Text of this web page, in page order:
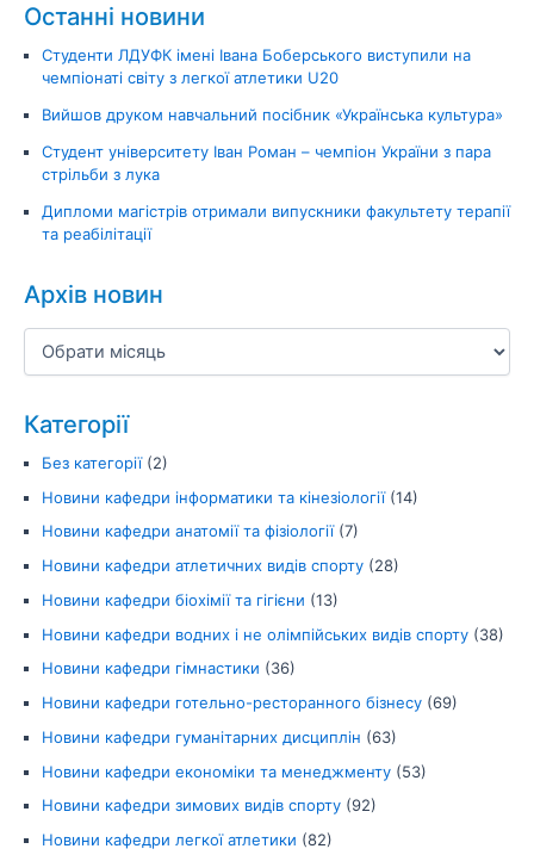
Останні новини
Студенти ЛДУФК імені Івана Боберського виступили на
чемпіонаті світу з легкої атлетики U20
Вийшов друком навчальний посібник «Українська культура»
Студент університету Іван Роман – чемпіон України з пара
стрільби з лука
Дипломи магістрів отримали випускники факультету терапії
та реабілітації
Архів новин
Категорії
Без категорії(2)
Новини кафедри інформатики та кінезіології(14)
Новини кафедри анатомії та фізіології(7)
Новини кафедри атлетичних видів спорту (28)
Новини кафедри біохімії та гігієни (13)
Новини кафедри водних і не олімпійських видів спорту (38)
Новини кафедри гімнастики (36)
Новини кафедри готельно-ресторанного бізнесу (69)
Новини кафедри гуманітарних дисциплін (63)
Новини кафедри економіки та менеджменту (53)
Новини кафедри зимових видів спорту (92)
Новини кафедри легкої атлетики (82)